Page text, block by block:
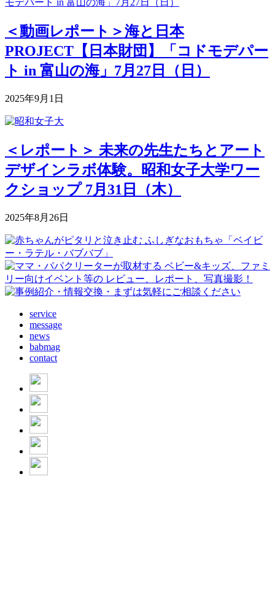
＜動画レポート＞海と日本
PROJECT【日本財団】「コドモデパー
ト in 富山の海」7月27日（日）
2025年9月1日
＜レポート＞ 未来の先生たちとアート
デザインラボ体験。昭和女子大学ワー
クショップ 7月31日（木）
2025年8月26日
service
message
news
babmag
contact